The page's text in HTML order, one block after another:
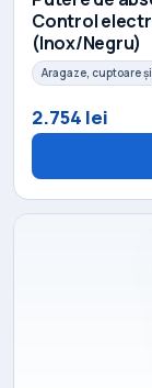
Control
(Inox/Negru)
Aragaze, cuptoare
2.754 lei